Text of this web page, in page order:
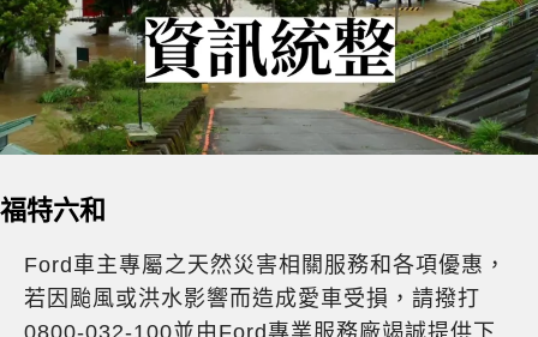
福特六和
Ford車主專屬之天然災害相關服務和各項優惠，
若因颱風或洪水影響而造成愛車受損，請撥打